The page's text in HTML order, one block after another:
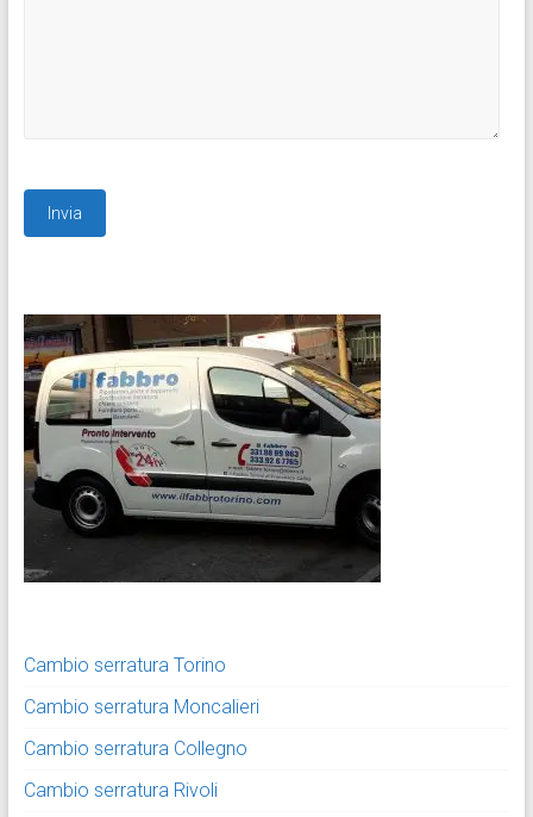
Cambio serratura Torino
Cambio serratura Moncalieri
Cambio serratura Collegno
Cambio serratura Rivoli